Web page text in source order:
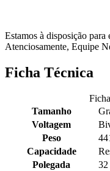
Estamos à disposição
Atenciosamente, Equipe
Ficha Técnica
Tamanho
Voltagem
Peso
Capacidade
Polegada
32